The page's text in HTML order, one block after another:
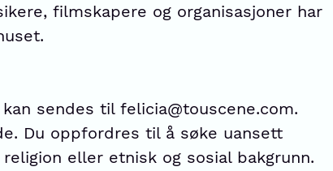
filmskapere og organisasjoner har
sendes til felicia@touscene.com.
Du oppfordres til å søke uansett
eller etnisk og sosial bakgrunn.